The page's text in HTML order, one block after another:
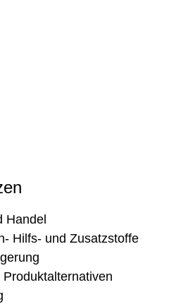
Handel
Hilfs- und Zusatzstoffe